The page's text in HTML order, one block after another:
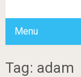
Menu
Tag: adam